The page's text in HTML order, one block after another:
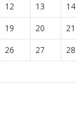
12 13 14
19 20 21
26 27 28